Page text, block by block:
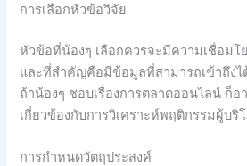
การเลือกหัวข้อวิจัย
หัวข้อที่น้องๆ เลือกควรจะมีความเชื่อมโ
และที่สำคัญคือมีข้อมูลที่สามารถเข้าถึงไ
ถ้าน้องๆ ชอบเรื่องการตลาดออนไลน์ ก็อ
เกี่ยวข้องกับการวิเคราะห์พฤติกรรมผู้บ
การกำหนดวัตถุประสงค์